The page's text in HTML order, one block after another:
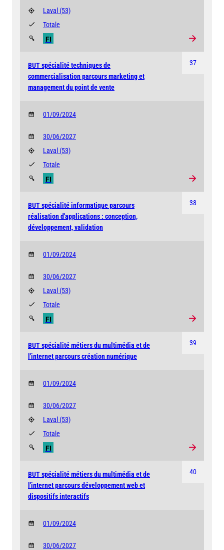
Laval (53)
FI
Totale
37
BUT spécialité techniques de
commercialisation parcours marketing et
management du point de vente
01/09/2024
30/06/2027
Laval (53)
FI
Totale
38
BUT spécialité informatique parcours
réalisation d'applications : conception,
développement, validation
01/09/2024
30/06/2027
Laval (53)
FI
Totale
39
BUT spécialité métiers du multimédia et de
l'internet parcours création numérique
01/09/2024
30/06/2027
Laval (53)
FI
Totale
40
BUT spécialité métiers du multimédia et de
l'internet parcours développement web et
dispositifs interactifs
01/09/2024
30/06/2027